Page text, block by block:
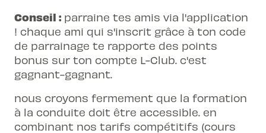
Conseil : parraine tes amis via l'application
! chaque ami qui s'inscrit grâce à ton code
de parrainage te rapporte des points
bonus sur ton compte L-Club. c'est
gagnant-gagnant.
nous croyons fermement que la formation
à la conduite doit être accessible. en
combinant nos tarifs compétitifs (cours